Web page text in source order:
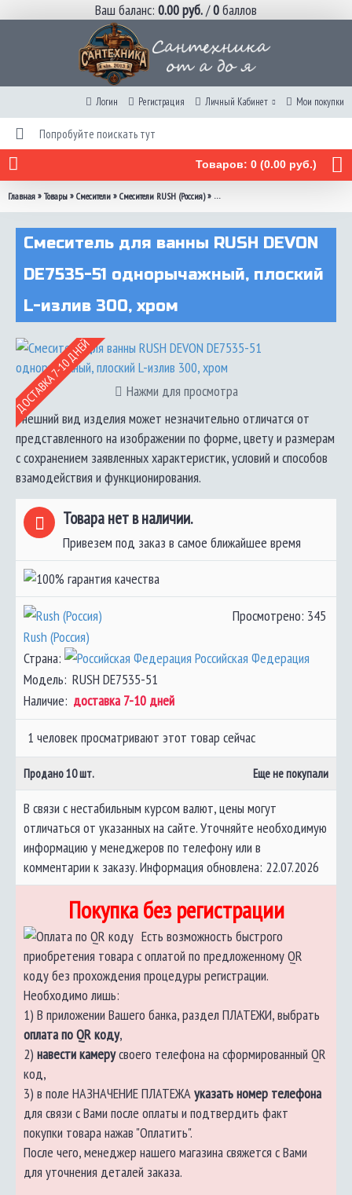
Ваш баланс: 0.00 руб./0баллов
Товаров: 0 (0.00 руб.)
Логин Регистрация Личный Кабинет Мои покупки
Главная » Товары » Смесители » Смесители RUSH (Россия) » Смеситель для ванны RUSH DEVON
Смеситель для ванны RUSH DEVON
DE7535-51 однорычажный, плоский
L-излив 300, хром
ДОСТАВКА 7-10 ДНЕЙ
Нажми для просмотра
Внешний вид изделия может незначительно отличатся от
представленного на изображении по форме, цвету и размерам
с сохранением заявленных характеристик, условий и способов
взамодействия и функционирования.
Товара нет в наличии.
Привезем под заказ в самое ближайшее время
Просмотрено: 345
Rush (Россия)
Страна:
Российская Федерация
Модель: RUSH DE7535-51
Наличие: доставка 7-10 дней
1 человек просматривают этот товар сейчас
Продано10шт. Еще не покупали
В связи с нестабильным курсом валют, цены могут
отличаться от указанных на сайте. Уточняйте необходимую
информацию у менеджеров по телефону или в
комментарии к заказу. Информация обновлена: 22.07.2026
Покупка без регистрации
Есть возможность быстрого
приобретения товара с оплатой по предложенному QR
коду без прохождения процедуры регистрации.
Необходимо лишь:
1) В приложении Вашего банка, раздел ПЛАТЕЖИ, выбрать
оплата по QR коду,
2) навести камерусвоего телефона на сформированный QR
код,
3) в поле НАЗНАЧЕНИЕ ПЛАТЕЖАуказать номер телефона
для связи с Вами после оплаты и подтвердить факт
покупки товара нажав "Оплатить".
После чего, менеджер нашего магазина свяжется с Вами
для уточнения деталей заказа.